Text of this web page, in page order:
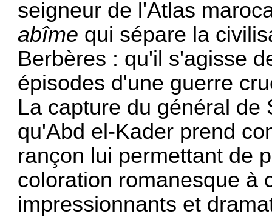
seigneur de l'Atlas
abîme qui sépare la
Berbères : qu'il s'agisse
épisodes d'une guerre
La capture du général de
qu'Abd el-Kader prend
rançon lui permettant de
coloration romanesque à
impressionnants et